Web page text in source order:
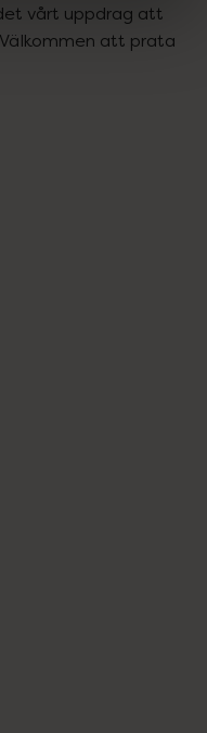
vårt uppdrag att
att prata